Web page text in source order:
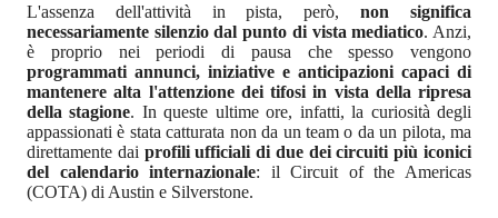
L'assenza dell'attività in pista, però,non significa
necessariamente silenzio dal punto di vista mediatico. Anzi,
è proprio nei periodi di pausa che spesso vengono
programmati annunci, iniziative e anticipazioni capaci di
mantenere alta l'attenzione dei tifosi in vista della ripresa
della stagione. In queste ultime ore, infatti, la curiosità degli
appassionati è stata catturata non da un team o da un pilota, ma
direttamente dai profili ufficiali di due dei circuiti più iconici
del calendario internazionale: il Circuit of the Americas
(COTA) di Austin e Silverstone.